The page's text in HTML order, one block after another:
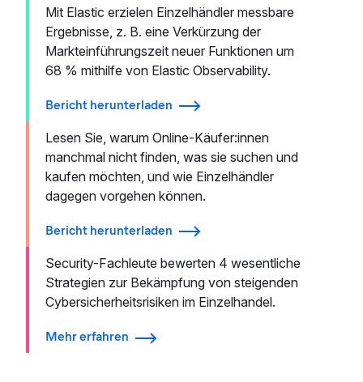
Mit Elastic erzielen Einzelhändler messbare
Ergebnisse, z. B. eine Verkürzung der
Markteinführungszeit neuer Funktionen um
68 % mithilfe von Elastic Observability.
Bericht herunterladen
Lesen Sie, warum Online-Käufer:innen
manchmal nicht finden, was sie suchen und
kaufen möchten, und wie Einzelhändler
dagegen vorgehen können.
Bericht herunterladen
Security-Fachleute bewerten 4 wesentliche
Strategien zur Bekämpfung von steigenden
Cybersicherheitsrisiken im Einzelhandel.
Mehr erfahren